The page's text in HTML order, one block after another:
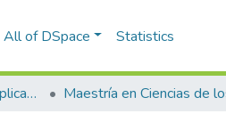
All of DSpace Statistics
Escuela de Ciencias Aplicadas e Ingeniería